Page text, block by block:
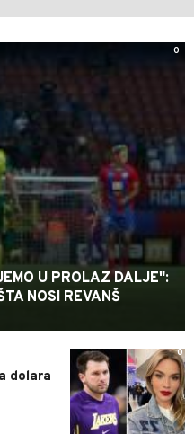
0
U PROLAZ DALJE":
NOSI REVANŠ
0
dolara